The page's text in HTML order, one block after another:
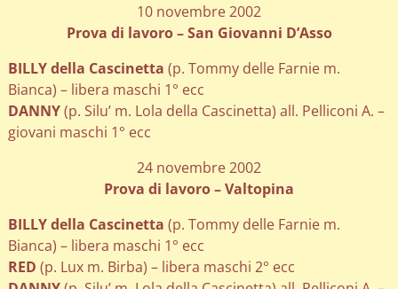
10 novembre 2002
Prova di lavoro – San Giovanni D’Asso
BILLY della Cascinetta (p. Tommy delle Farnie m.
Bianca) – libera maschi 1° ecc
DANNY(p. Silu’ m. Lola della Cascinetta) all. Pelliconi A. –
giovani maschi 1° ecc
24 novembre 2002
Prova di lavoro – Valtopina
BILLY della Cascinetta (p. Tommy delle Farnie m.
Bianca) – libera maschi 1° ecc
RED (p. Lux m. Birba) – libera maschi 2° ecc